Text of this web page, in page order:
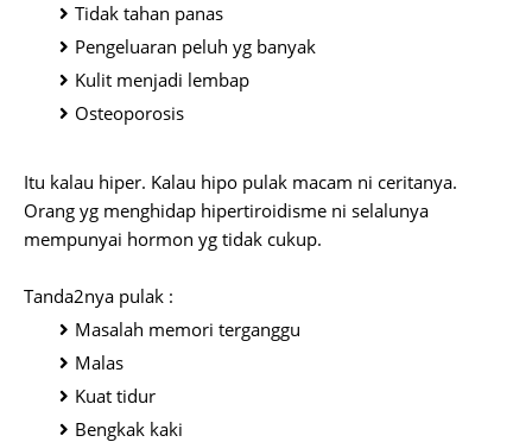
Tidak tahan panas
Pengeluaran peluh yg banyak
Kulit menjadi lembap
Osteoporosis
Itu kalau hiper. Kalau hipo pulak macam ni ceritanya.
Orang yg menghidap hipertiroidisme ni selalunya
mempunyai hormon yg tidak cukup.
Tanda2nya pulak :
Masalah memori terganggu
Malas
Kuat tidur
Bengkak kaki